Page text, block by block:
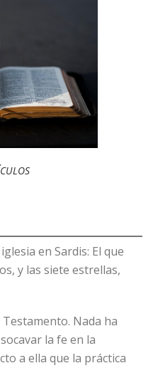
en Sardis: El que
y las siete estrellas,
Nada ha
la fe en la
a ella que la práctica